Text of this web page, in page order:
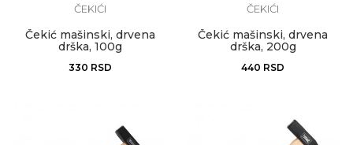
ČEKIĆI
Čekić mašinski, drvena
drška, 100g
330 RSD
ČEKIĆI
Čekić mašinski, drvena
drška, 200g
440 RSD